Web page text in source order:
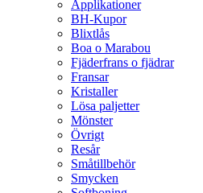
Applikationer
BH-Kupor
Blixtlås
Boa o Marabou
Fjäderfrans o fjädrar
Fransar
Kristaller
Lösa paljetter
Mönster
Övrigt
Resår
Småtillbehör
Smycken